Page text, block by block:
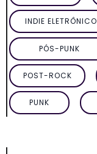
INDIE ELETRÔNICO
PÓS-PUNK
POST-ROCK
PUNK